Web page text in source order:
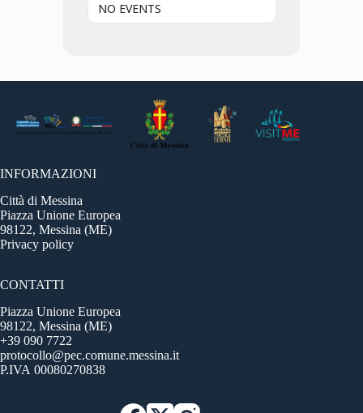
NO EVENTS
INFORMAZIONI
Città di Messina
Piazza Unione Europea
98122, Messina (ME)
Privacy policy
CONTATTI
Piazza Unione Europea
98122, Messina (ME)
+39 090 7722
protocollo@pec.comune.messina.it
P.IVA 00080270838